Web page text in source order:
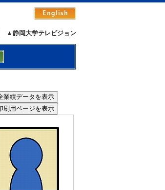
▲静岡大学テレビジョン